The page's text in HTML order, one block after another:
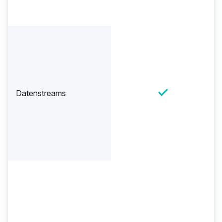
Datenstreams